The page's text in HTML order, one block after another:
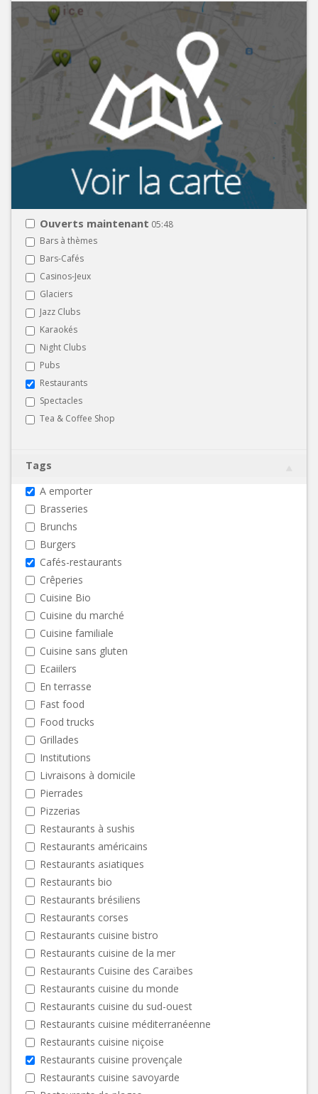
Ouverts maintenant 05:48
Bars à thèmes
Bars-Cafés
Casinos-Jeux
Glaciers
Jazz Clubs
Karaokés
Night Clubs
Pubs
Restaurants
Spectacles
Tea & Coffee Shop
Tags
A emporter
Brasseries
Brunchs
Burgers
Cafés-restaurants
Crêperies
Cuisine Bio
Cuisine du marché
Cuisine familiale
Cuisine sans gluten
Ecaiilers
En terrasse
Fast food
Food trucks
Grillades
Institutions
Livraisons à domicile
Pierrades
Pizzerias
Restaurants à sushis
Restaurants américains
Restaurants asiatiques
Restaurants bio
Restaurants brésiliens
Restaurants corses
Restaurants cuisine bistro
Restaurants cuisine de la mer
Restaurants Cuisine des Caraïbes
Restaurants cuisine du monde
Restaurants cuisine du sud-ouest
Restaurants cuisine méditerranéenne
Restaurants cuisine niçoise
Restaurants cuisine provençale
Restaurants cuisine savoyarde